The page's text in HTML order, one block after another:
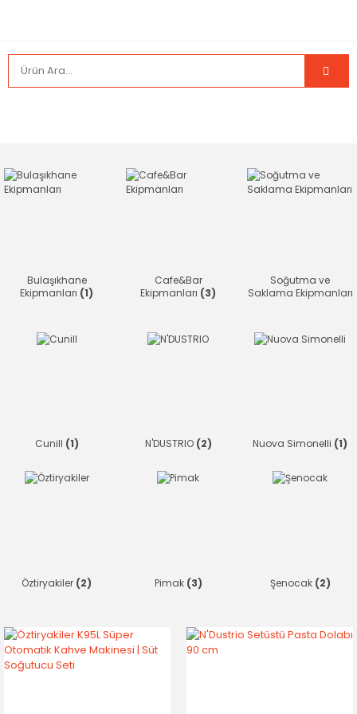
Bulaşıkhane
Ekipmanları (1)
Cafe&Bar
Ekipmanları (3)
Soğutma ve
Saklama Ekipmanları
Cunill (1) N'DUSTRIO (2) Nuova Simonelli (1)
Öztiryakiler (2) Pimak (3) Şenocak (2)